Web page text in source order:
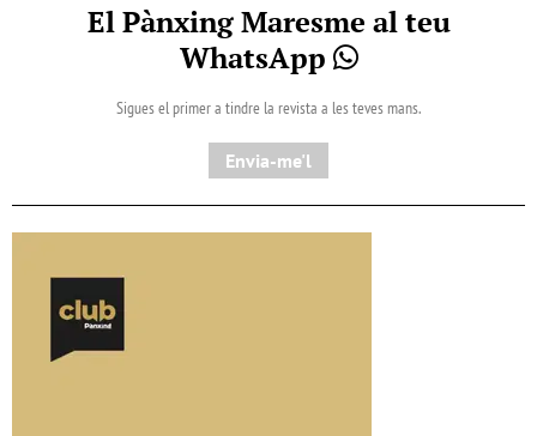
El Pànxing Maresme al teu
WhatsApp
Sigues el primer a tindre la revista a les teves mans.
Envia-me'l